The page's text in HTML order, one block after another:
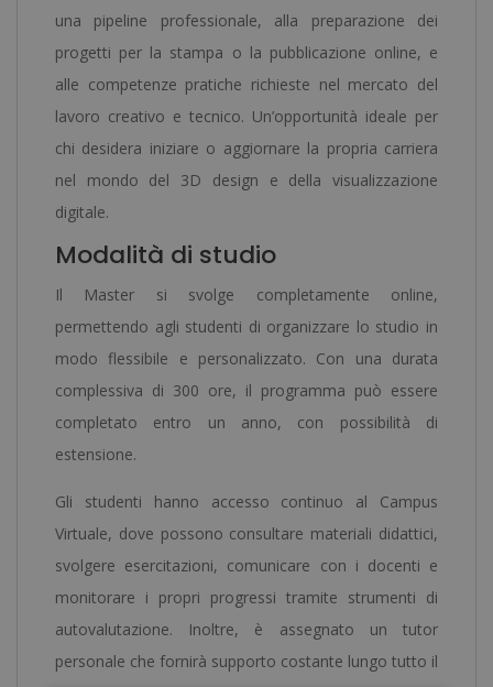
una pipeline professionale, alla preparazione dei
progetti per la stampa o la pubblicazione online, e
alle competenze pratiche richieste nel mercato del
lavoro creativo e tecnico. Un’opportunità ideale per
chi desidera iniziare o aggiornare la propria carriera
nel mondo del 3D design e della visualizzazione
digitale.
Modalità di studio
Il Master si svolge completamente online,
permettendo agli studenti di organizzare lo studio in
modo flessibile e personalizzato. Con una durata
complessiva di 300 ore, il programma può essere
completato entro un anno, con possibilità di
estensione.
Gli studenti hanno accesso continuo al Campus
Virtuale, dove possono consultare materiali didattici,
svolgere esercitazioni, comunicare con i docenti e
monitorare i propri progressi tramite strumenti di
autovalutazione. Inoltre, è assegnato un tutor
personale che fornirà supporto costante lungo tutto il